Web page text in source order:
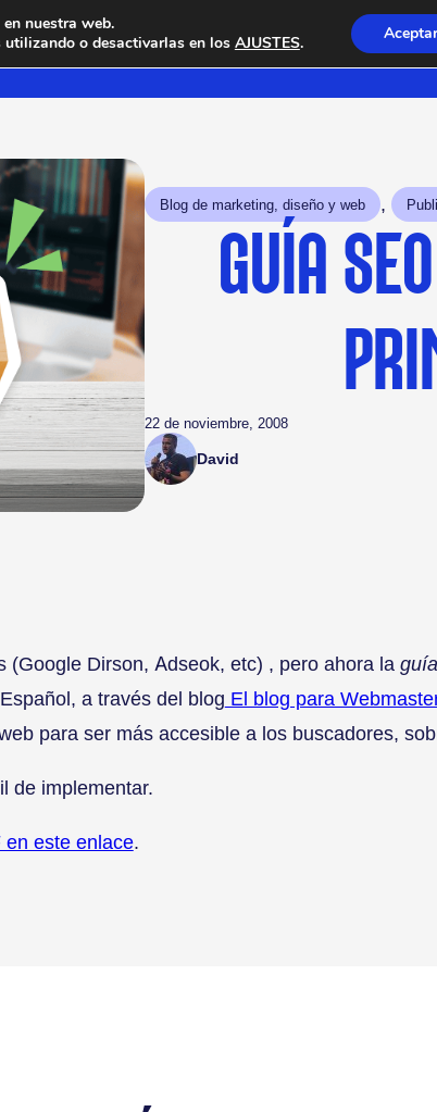
Blog de marketing, diseño y web ,
GUÍA
22 de noviembre, 2008
David
(Google Dirson, Adseok, etc) , pero ahora la
a través del blog El blog para
para ser más accesible a los buscadores,
de implementar.
este enlace.
nuestra web.
utilizando o desactivarlas en los AJUSTES.